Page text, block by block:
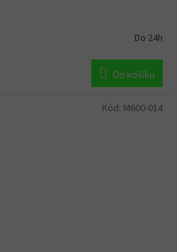
Do 24h
Do košíku
Kód: M600-014